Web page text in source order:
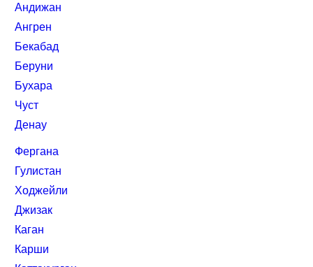
Андижан
Ангрен
Бекабад
Беруни
Бухара
Чуст
Денау
Фергана
Гулистан
Ходжейли
Джизак
Каган
Карши